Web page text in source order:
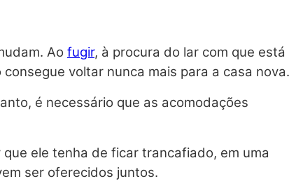
Ao fugir, à procura do lar com que está
voltar nunca mais para a casa nova.
é necessário que as acomodações
ele tenha de ficar trancafiado, em uma
ser oferecidos juntos.